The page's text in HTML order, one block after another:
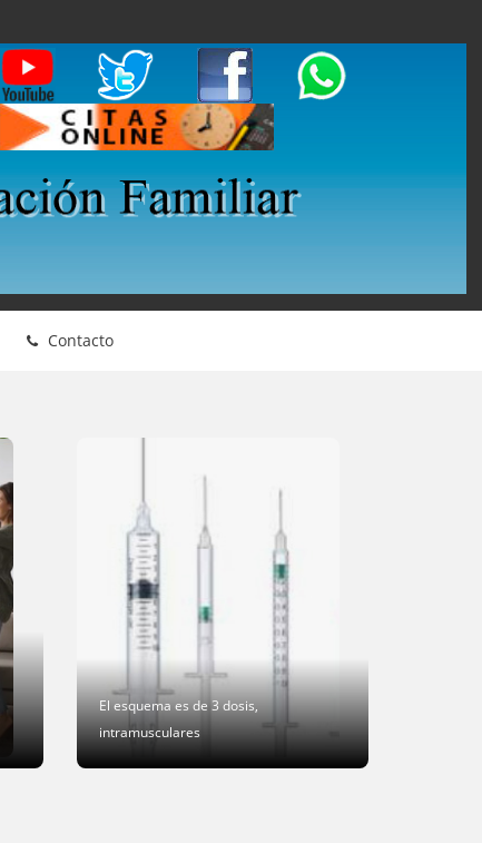
Contacto
El esquema es de 3 dosis,
intramusculares